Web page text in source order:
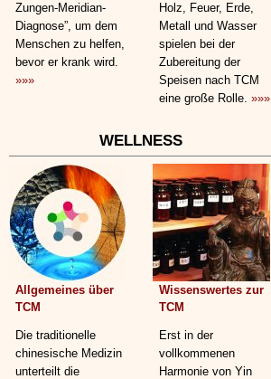
Zungen-Meridian-
Diagnose”, um dem
Menschen zu helfen,
bevor er krank wird.
»»»
Holz, Feuer, Erde,
Metall und Wasser
spielen bei der
Zubereitung der
Speisen nach TCM
eine große Rolle. »»»
WELLNESS
Allgemeines über
TCM
Die traditionelle
chinesische Medizin
unterteilt die
Wissenswertes zur
TCM
Erst in der
vollkommenen
Harmonie von Yin